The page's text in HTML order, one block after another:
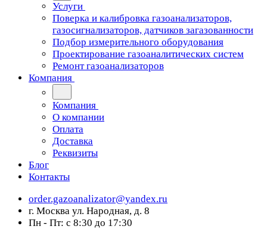
Услуги
Поверка и калибровка газоанализаторов,
газосигнализаторов, датчиков загазованности
Подбор измерительного оборудования
Проектирование газоаналитических систем
Ремонт газоанализаторов
Компания
Компания
О компании
Оплата
Доставка
Реквизиты
Блог
Контакты
order.gazoanalizator@yandex.ru
г. Москва ул. Народная, д. 8
Пн - Пт: с 8:30 до 17:30